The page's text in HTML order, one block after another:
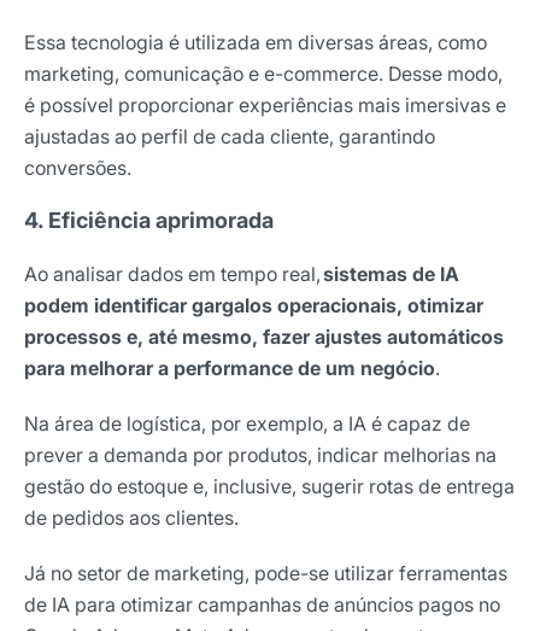
Essa tecnologia é utilizada em diversas áreas, como
marketing, comunicação e e-commerce. Desse modo,
é possível proporcionar experiências mais imersivas e
ajustadas ao perfil de cada cliente, garantindo
conversões.
4. Eficiência aprimorada
Ao analisar dados em tempo real,sistemas de IA
podem identificar gargalos operacionais, otimizar
processos e, até mesmo, fazer ajustes automáticos
para melhorar a performance de um negócio.
Na área de logística, por exemplo, a IA é capaz de
prever a demanda por produtos, indicar melhorias na
gestão do estoque e, inclusive, sugerir rotas de entrega
de pedidos aos clientes.
Já no setor de marketing, pode-se utilizar ferramentas
de IA para otimizar campanhas de anúncios pagos no